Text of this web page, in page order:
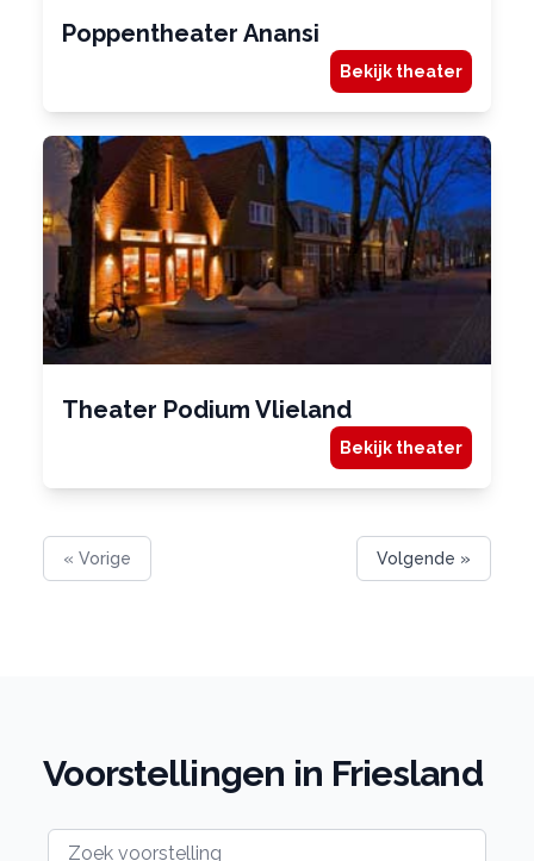
Poppentheater Anansi
Bekijk theater
Theater Podium Vlieland
Bekijk theater
« Vorige Volgende »
Voorstellingen in Friesland